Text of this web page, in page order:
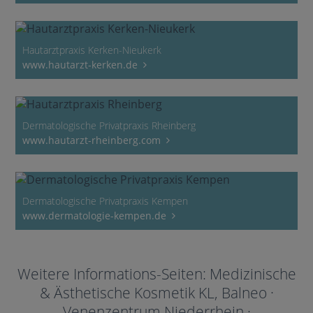
Hautarztpraxis Kerken-Nieukerk
www.hautarzt-kerken.de
Dermatologische Privatpraxis Rheinberg
www.hautarzt-rheinberg.com
Dermatologische Privatpraxis Kempen
www.dermatologie-kempen.de
Weitere Informations-Seiten: Medizinische
& Ästhetische Kosmetik KL, Balneo ·